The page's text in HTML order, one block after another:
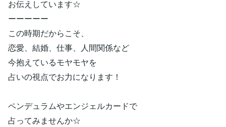
お伝えしています☆
ーーーーー
この時期だからこそ、
恋愛、結婚、仕事、人間関係など
今抱えているモヤモヤを
占いの視点でお力になります！
ペンデュラムやエンジェルカードで
占ってみませんか☆